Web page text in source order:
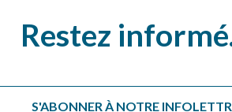
Restez
S'ABONNER À NOTRE